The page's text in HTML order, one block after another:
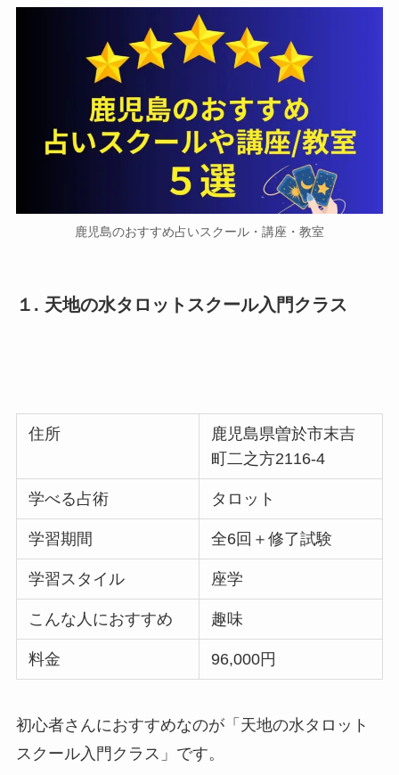
鹿児島のおすすめ占いスクール・講座・教室
１. 天地の水タロットスクール入門クラス
住所
鹿児島県曽於市末吉
町二之方2116-4
学べる占術 タロット
学習期間 全6回＋修了試験
学習スタイル 座学
こんな人におすすめ 趣味
料金 96,000円
初心者さんにおすすめなのが「天地の水タロット
スクール入門クラス」です。